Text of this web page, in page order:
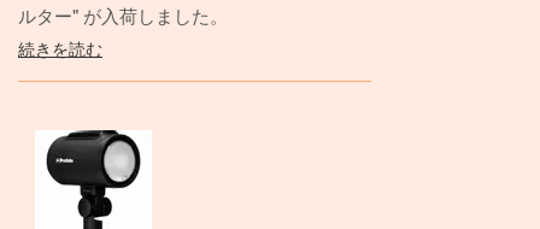
ルター" が入荷しました。
続きを読む